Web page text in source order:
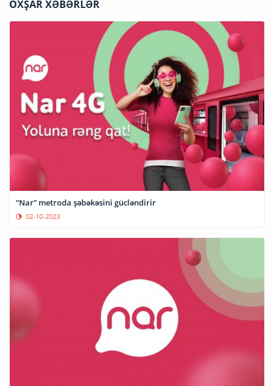
OXŞAR XƏBƏRLƏR
“Nar” metroda şəbəkəsini gücləndirir
02-10-2023